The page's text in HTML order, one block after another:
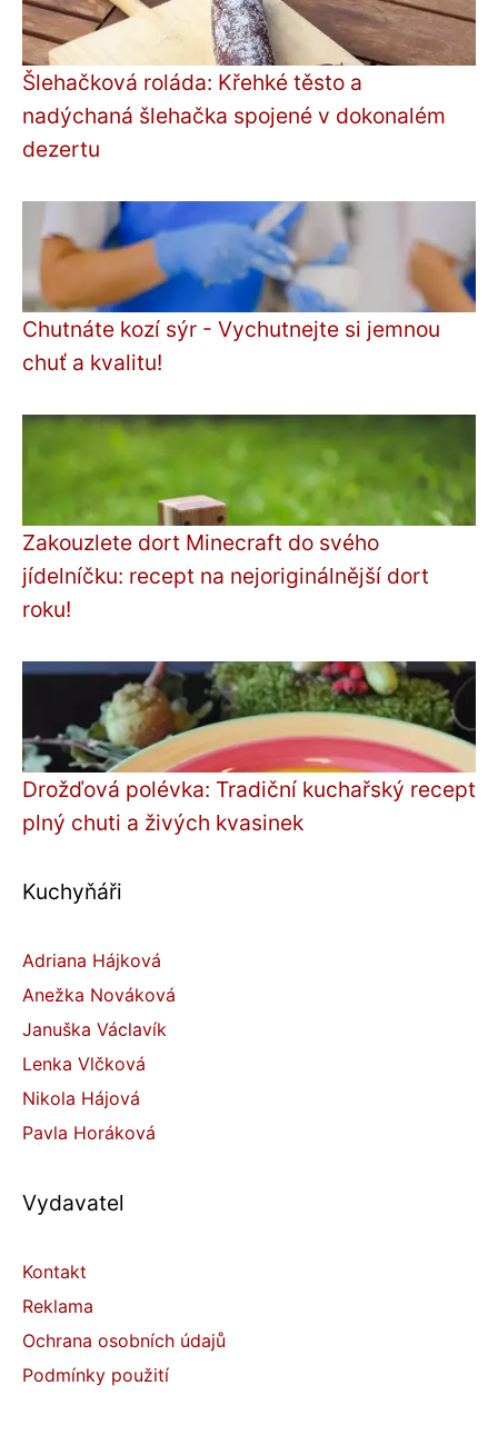
Šlehačková roláda: Křehké těsto a
nadýchaná šlehačka spojené v dokonalém
dezertu
Chutnáte kozí sýr - Vychutnejte si jemnou
chuť a kvalitu!
Zakouzlete dort Minecraft do svého
jídelníčku: recept na nejoriginálnější dort
roku!
Drožďová polévka: Tradiční kuchařský recept
plný chuti a živých kvasinek
Kuchyňáři
Adriana Hájková
Anežka Nováková
Januška Václavík
Lenka Vlčková
Nikola Hájová
Pavla Horáková
Vydavatel
Kontakt
Reklama
Ochrana osobních údajů
Podmínky použití